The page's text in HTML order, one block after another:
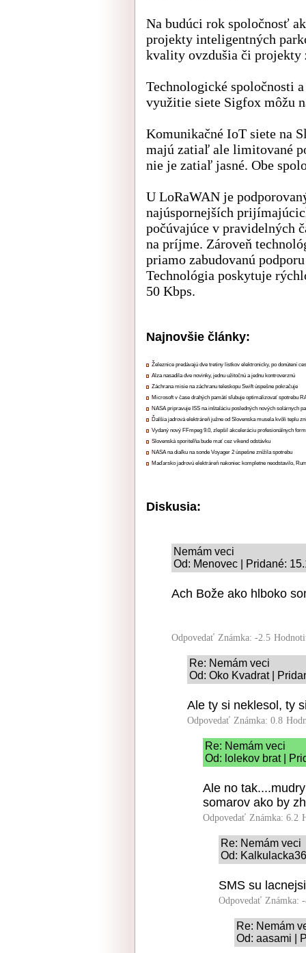
Na budúci rok spoločnosť
projekty inteligentných
kvality ovzdušia či projekty
Technologické spoločnosti
využitie siete Sigfox môžu
Komunikačné IoT siete na
majú zatiaľ ale limitované
nie je zatiaľ jasné. Obe
U LoRaWAN je
najúspornejších
počúvajúce v pravidelných
na príjme. Zároveň
priamo zabudovanú
Technológia poskytuje
50 Kbps.
Najnovšie články:
Železnice predávajú dve tretiny lístkov elektronicky, po donútení
Alza nasadila dve novinky, jednu užitočnú a jednu kontroverznú
Záchrana misie na záchranu teleskopu Swift úspešne pokračuje
Microsoft v čase drahých pamätí sľubuje optimalizovať spotrebu
NASA pripravuje ISS na inštaláciu posledných nových solárnych
Ďalšia jadrová elektráreň južne od Slovenska musela kvôli teplu
Vydaný nový FFmpeg 9.0, zlepšil akceleráciu profesionálnych
Slovenská sporiteľňa bude mať cez víkend odstávku
NASA na diaľku na sonde Voyager 2 úspešne znížila spotrebu
Maďarsko jadrovú elektráreň nakoniec kompletne neodstavilo,
Diskusia:
Nemám veci
Od: Menovec | Pridané:
Ach Bože ako hlboko
Odpovedať Známka: -2.5
Re: Nemám veci
Od: Oko Kvadrat |
Ale ty si neklesol, ty
Odpovedať Známka: 0.8
Re: Nemám veci
Od: lolekov brat |
Ale no
somarov ako by
Odpovedať Známka: 6.2
Re: Nemám veci
Od:
SMS su
Odpovedať Známka:
Re: Nemám
Od: aasami |